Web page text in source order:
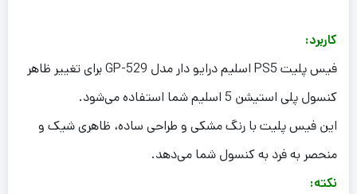
کاربرد:
فیس پلیت PS5 اسلیم درایو دار مدل GP-529 برای تغییر ظاهر
کنسول پلی استیشن 5 اسلیم شما استفاده می‌شود.
این فیس پلیت با رنگ مشکی و طراحی ساده، ظاهری شیک و
منحصر به فرد به کنسول شما می‌دهد.
نکته: